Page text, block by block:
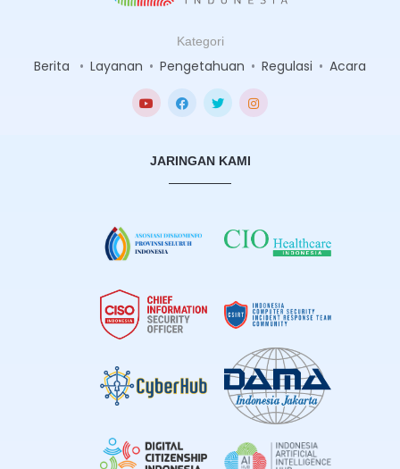
Kategori
Berita • Layanan • Pengetahuan • Regulasi • Acara
JARINGAN KAMI